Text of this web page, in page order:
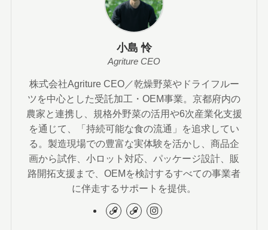
小島 怜
Agriture CEO
株式会社Agriture CEO／乾燥野菜やドライフルー
ツを中心とした受託加工・OEM事業。京都府内の
農家と連携し、規格外野菜の活用や6次産業化支援
を通じて、「持続可能な食の流通」を追求してい
る。製造現場での豊富な実体験を活かし、商品企
画から試作、小ロット対応、パッケージ設計、販
路開拓支援まで、OEMを検討するすべての事業者
に伴走するサポートを提供。